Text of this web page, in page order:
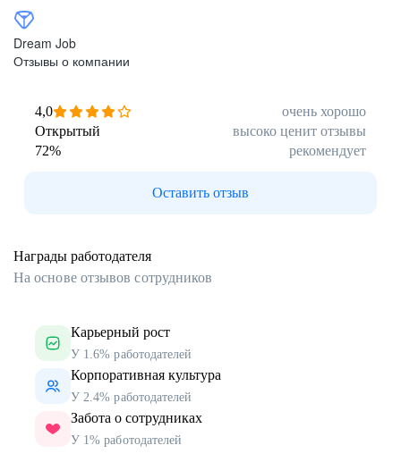
Dream Job
Отзывы о компании
4,0
очень хорошо
Открытый
высоко ценит отзывы
72% рекомендует
Оставить отзыв
Награды работодателя
На основе отзывов сотрудников
Карьерный рост
У 1.6% работодателей
Корпоративная культура
У 2.4% работодателей
Забота о сотрудниках
У 1% работодателей